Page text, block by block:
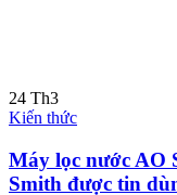
24 Th3
Kiến thức
Máy lọc nước AO
Smith được tin